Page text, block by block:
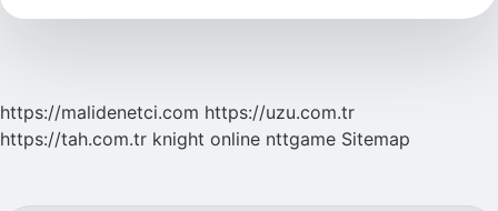
Gelir
https://malidenetci.com https://uzu.com.tr
https://tah.com.tr knight online nttgame Sitemap